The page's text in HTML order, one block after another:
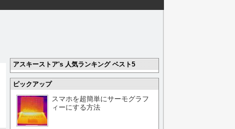
アスキーストア's 人気ランキング ベスト5
ピックアップ
スマホを超簡単にサーモグラフ
ィーにする方法